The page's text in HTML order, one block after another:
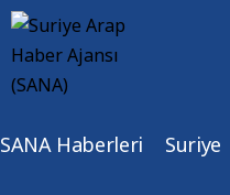
SANA Haberleri Suriye